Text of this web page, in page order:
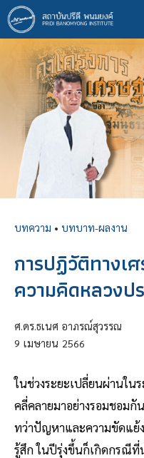
ข้าม
ไป
ยัง
เนื้อหา
บทความ • บทบาท-ผลงาน
การปฏิวัติทางเ
ความคิดหลวง
ศ.ดร.ธเนศ อาภรณ์สุวรรณ
9 เมษายน 2566
ในช่วงระยะเปลี่ยนผ่านใน
คลี่คลายมาอย่างรอมชอมกั
ทว่าปัญหาและความขัดแย้
รู้สึก ในปีรุ่งขึ้นก็เกิดกรณีที่